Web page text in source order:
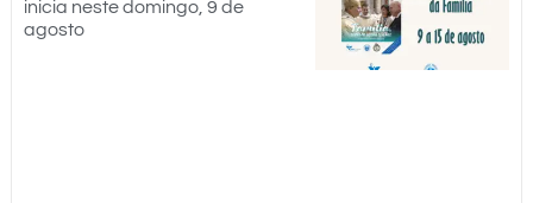
inicia neste domingo, 9 de
agosto